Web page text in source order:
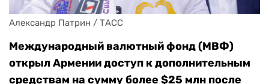
Александр Патрин / ТАСС
Международный валютный фонд (МВФ)
открыл Армении доступ к дополнительным
средствам на сумму более $25 млн после